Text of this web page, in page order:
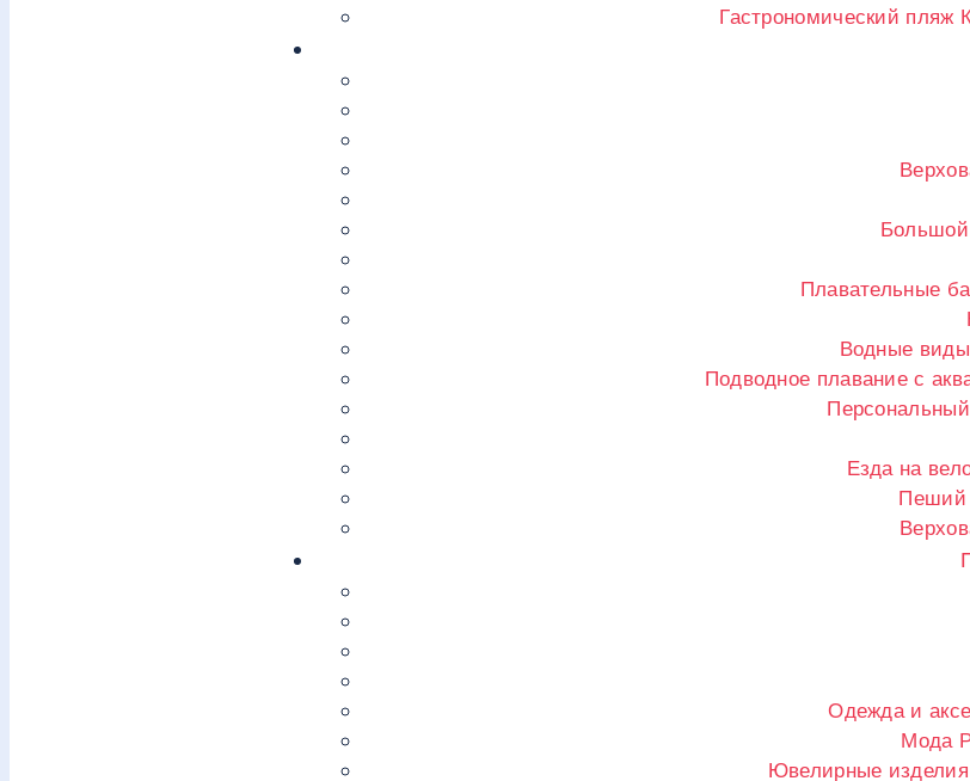
Гастрономический пляж
Большой
Плавательные
Водные
Подводное плавание с
Езда на
Пеший
Одежда и
Мода
Ювелирные